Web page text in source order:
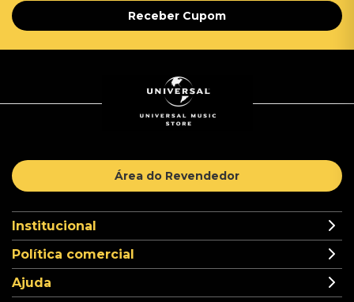
Receber Cupom
Área do Revendedor
Institucional
Política comercial
Ajuda